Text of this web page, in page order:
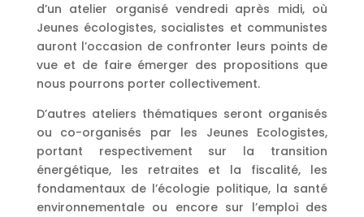
d’un atelier organisé vendredi après midi, où
Jeunes écologistes, socialistes et communistes
auront l’occasion de confronter leurs points de
vue et de faire émerger des propositions que
nous pourrons porter collectivement.
D’autres ateliers thématiques seront organisés
ou co-organisés par les Jeunes Ecologistes,
portant respectivement sur la transition
énergétique, les retraites et la fiscalité, les
fondamentaux de l’écologie politique, la santé
environnementale ou encore sur l’emploi des